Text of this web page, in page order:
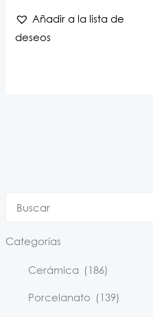
Categorías
Cerámica (186)
Porcelanato (139)
Añadir a la lista de
deseos